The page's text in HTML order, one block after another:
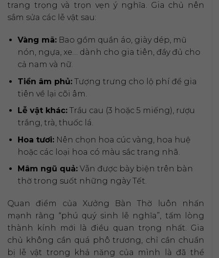
trang trọng và trọn vẹn ý nghĩa. Gia chủ nên
sắm sửa các lễ vật sau:
Vàng mã:Bao gồm quần áo, giày dép, mũ
nón, ngựa, xe… dành cho gia tiên, đầy đủ cho
cả nam và nữ.
Tiền âm phủ:Tượng trưng cho lộ phí để gia
tiên về lại cõi âm.
Lễ vật khác:Trầu cau (3 hoặc 5 miếng), rượu
trắng, trà, thuốc lá.
Hoa tươi:Nên chọn hoa cúc vàng, hoa huệ
hoặc các loại hoa có màu sắc trang nhã.
Mâm ngũ quả:Vẫn được bày biện trên bàn
thờ trong suốt những ngày Tết.
Quan điểm của Xưởng Bàn Thờ luôn nhấn
mạnh rằng “phú quý sinh lễ nghĩa”, tấm lòng
thành kính mới là điều quan trọng nhất. Gia
chủ không cần quá phô trương, chỉ cần chuẩn
bị lễ vật trong khả năng của mình là đã thể